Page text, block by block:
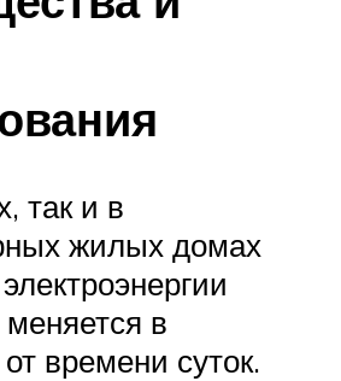
так и в
жилых домах
в
времени суток.